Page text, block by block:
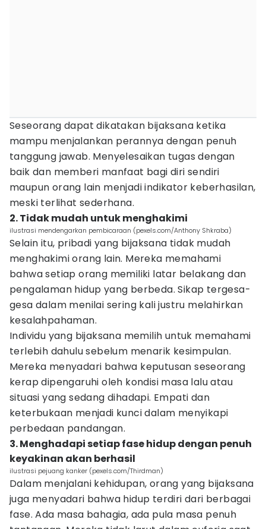
Seseorang dapat dikatakan bijaksana ketika
mampu menjalankan perannya dengan penuh
tanggung jawab. Menyelesaikan tugas dengan
baik dan memberi manfaat bagi diri sendiri
maupun orang lain menjadi indikator keberhasilan,
meski terlihat sederhana.
2. Tidak mudah untuk menghakimi
ilustrasi mendengarkan pembicaraan (pexels.com/Anthony Shkraba)
Selain itu, pribadi yang bijaksana tidak mudah
menghakimi orang lain. Mereka memahami
bahwa setiap orang memiliki latar belakang dan
pengalaman hidup yang berbeda. Sikap tergesa-
gesa dalam menilai sering kali justru melahirkan
kesalahpahaman.
Individu yang bijaksana memilih untuk memahami
terlebih dahulu sebelum menarik kesimpulan.
Mereka menyadari bahwa keputusan seseorang
kerap dipengaruhi oleh kondisi masa lalu atau
situasi yang sedang dihadapi. Empati dan
keterbukaan menjadi kunci dalam menyikapi
perbedaan pandangan.
3. Menghadapi setiap fase hidup dengan penuh
keyakinan akan berhasil
ilustrasi pejuang kanker (pexels.com/Thirdman)
Dalam menjalani kehidupan, orang yang bijaksana
juga menyadari bahwa hidup terdiri dari berbagai
fase. Ada masa bahagia, ada pula masa penuh